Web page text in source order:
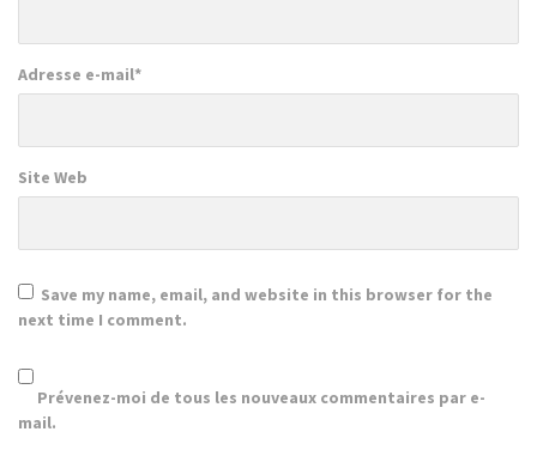
Adresse e-mail*
Site Web
Save my name, email, and website in this browser for the
next time I comment.
Prévenez-moi de tous les nouveaux commentaires par e-
mail.